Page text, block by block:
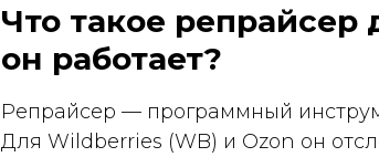
Что такое репрайсер
он работает?
Репрайсер — программный
Для Wildberries (WB) и Ozon он